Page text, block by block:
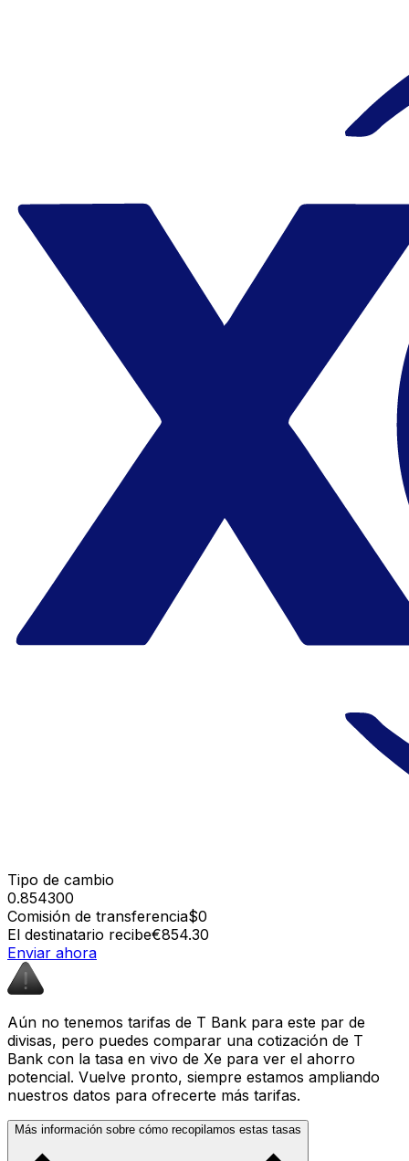
Tipo de cambio
0.854300
Comisión de transferencia$0
El destinatario recibe€854.30
Enviar ahora
Aún no tenemos tarifas de T Bank para este par de
divisas, pero puedes comparar una cotización de T
Bank con la tasa en vivo de Xe para ver el ahorro
potencial. Vuelve pronto, siempre estamos ampliando
nuestros datos para ofrecerte más tarifas.
Más información sobre cómo recopilamos estas tasas